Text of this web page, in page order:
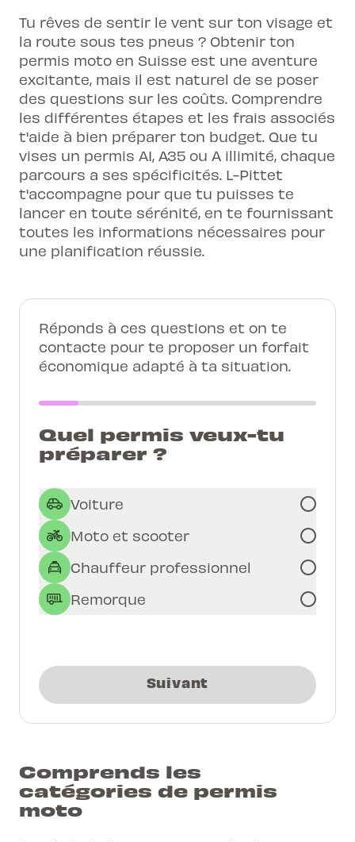
Tu rêves de sentir le vent sur ton visage et
la route sous tes pneus ? Obtenir ton
permis moto en Suisse est une aventure
excitante, mais il est naturel de se poser
des questions sur les coûts. Comprendre
les différentes étapes et les frais associés
t'aide à bien préparer ton budget. Que tu
vises un permis A1, A35 ou A illimité, chaque
parcours a ses spécificités. L-Pittet
t'accompagne pour que tu puisses te
lancer en toute sérénité, en te fournissant
toutes les informations nécessaires pour
une planification réussie.
Réponds à ces questions et on te
contacte pour te proposer un forfait
économique adapté à ta situation.
Quel permis veux-tu
préparer ?
Voiture
Moto et scooter
Chauffeur professionnel
Remorque
Suivant
Comprends les
catégories de permis
moto